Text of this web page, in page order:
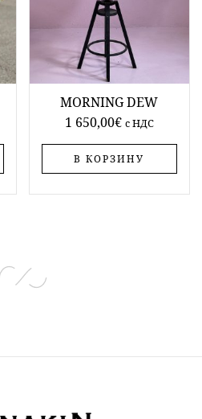
MORNING DEW
1 650,00€ c НДС
В КОРЗИНУ